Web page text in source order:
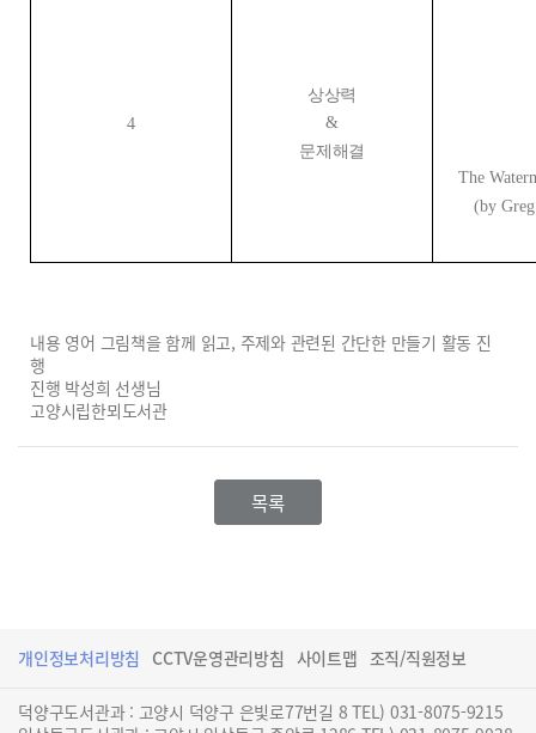
4
상상력
&
문제해결
The
(by
내용 영어 그림책을 함께 읽고, 주제와 관련된 간단한 만들기 활동 진
행
진행 박성희 선생님
고양시립한뫼도서관
목록
개인정보처리방침 CCTV운영관리방침 사이트맵 조직/직원정보
덕양구도서관과 : 고양시 덕양구 은빛로77번길 8 TEL) 031-8075-9215